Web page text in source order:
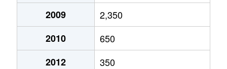
2009
2,350
2010
650
2012
350